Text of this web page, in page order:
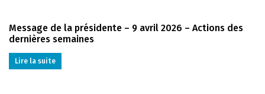
Message de la présidente – 9 avril 2026 – Actions des
dernières semaines
Lire la suite